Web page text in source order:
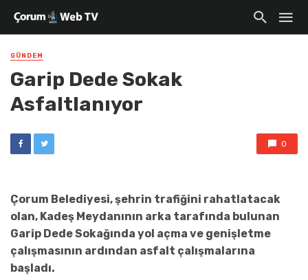
GÜNDEM
Garip Dede Sokak
Asfaltlanıyor
0
Çorum Belediyesi, şehrin trafiğini rahatlatacak
olan, Kadeş Meydanının arka tarafında bulunan
Garip Dede Sokağında yol açma ve genişletme
çalışmasının ardından asfalt çalışmalarına
başladı.